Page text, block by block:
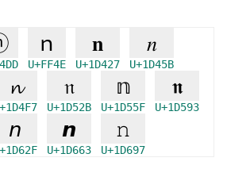
ｎ
U+FF4E
𝐧
U+1D427
𝑛
U+1D45B
𝓷 𝔫
U+1D52B
𝕟
U+1D55F
𝖓
U+1D593
𝘯 𝙣
U+1D663
𝚗
U+1D697